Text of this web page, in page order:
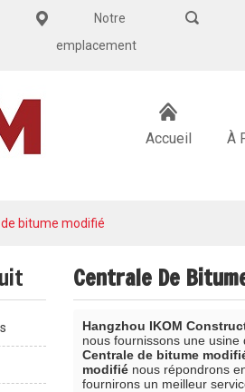
Notre
emplacement
Accueil
À
bitume modifié
Centrale De
Hangzhou IKOM
nous fournissons une usine
Centrale de bitume
modifié nous répondrons
fournirons un meilleur